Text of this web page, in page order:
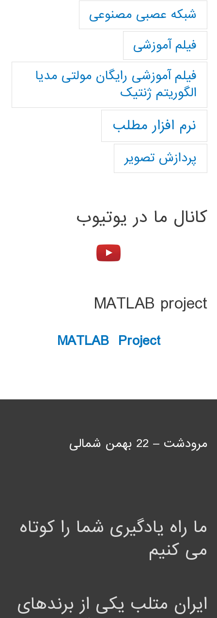
شبکه عصبی مصنوعی
فیلم آموزشی
فیلم آموزشی رایگان مولتی مدیا
الگوریتم ژنتیک
نرم افزار مطلب
پردازش تصویر
کانال ما در یوتیوب
MATLAB project
MATLAB Project
مرودشت – 22 بهمن شمالی
ما راه یادگیری شما را کوتاه
می کنیم
ایران متلب یکی از برندهای